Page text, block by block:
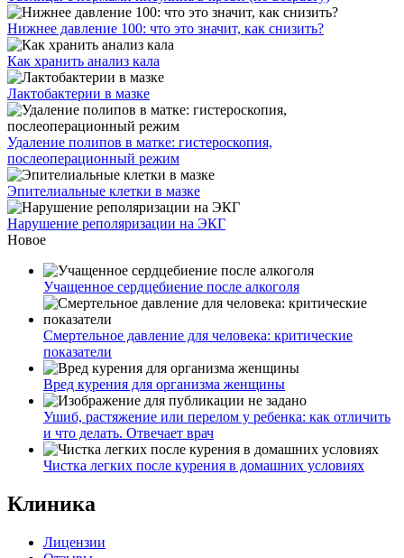
Нижнее давление 100: что это значит, как снизить?
Как хранить анализ кала
Лактобактерии в мазке
Удаление полипов в матке: гистероскопия,
послеоперационный режим
Эпителиальные клетки в мазке
Нарушение реполяризации на ЭКГ
Новое
Учащенное сердцебиение после алкоголя
Смертельное давление для человека: критические
показатели
Вред курения для организма женщины
Ушиб, растяжение или перелом у ребенка: как отличить
и что делать. Отвечает врач
Чистка легких после курения в домашних условиях
Клиника
Лицензии